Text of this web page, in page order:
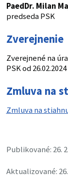
PaedDr. Milan
predseda PSK
Zverejnenie
Zverejnené na
PSK od
Zmluva na
Zmluva na
Publikované: 26.
Aktualizované: 26.